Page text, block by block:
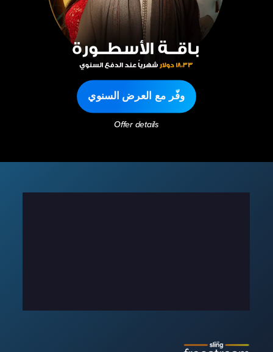
وفّر مع العرض السنوي
Offer details